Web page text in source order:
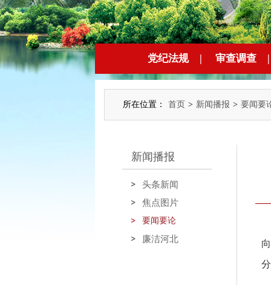
党纪法规 | 审查调查 |
所在位置： 首页 > 新闻播报 > 要闻要
新闻播报
头条新闻
焦点图片
要闻要论
廉洁河北